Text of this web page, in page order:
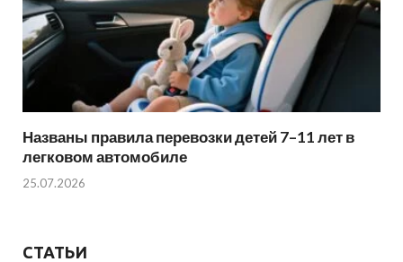
Названы правила перевозки детей 7–11 лет в
легковом автомобиле
25.07.2026
СТАТЬИ